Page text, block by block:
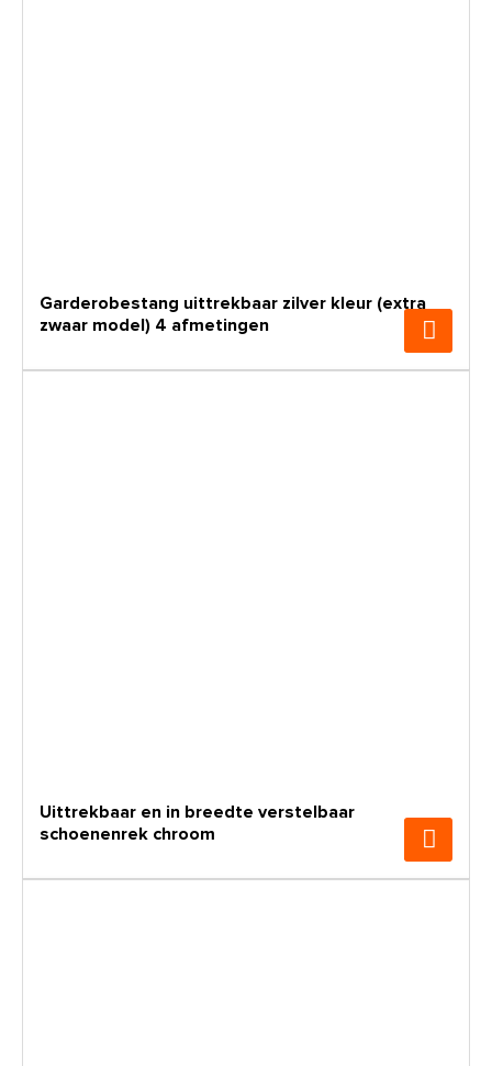
Garderobestang uittrekbaar zilver kleur (extra
zwaar model) 4 afmetingen
Uittrekbaar en in breedte verstelbaar
schoenenrek chroom